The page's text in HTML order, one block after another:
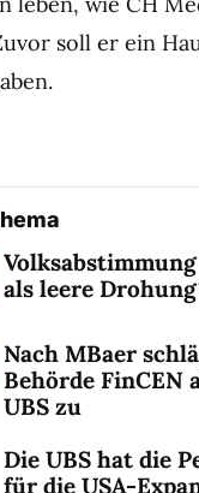
soll er ein
als leere
Nach MBaer
Behörde FinCEN
UBS zu
Die UBS hat die
für die USA-